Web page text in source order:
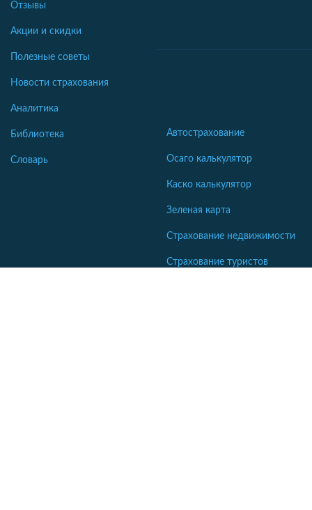
Отзывы
Акции и скидки
Полезные советы
Новости страхования
Аналитика
Библиотека
Словарь
Автострахование
Осаго калькулятор
Каско калькулятор
Зеленая карта
Страхование недвижимости
Страхование туристов